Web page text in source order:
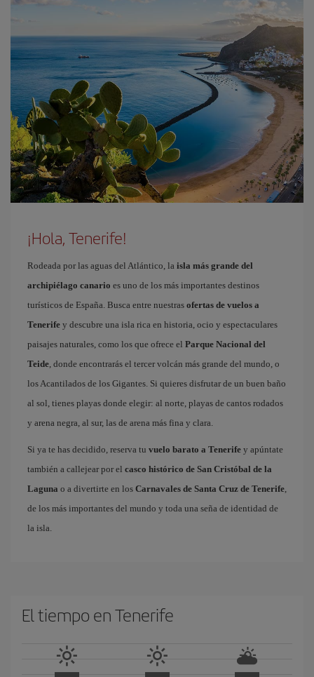
¡Hola, Tenerife!
Rodeada por las aguas del Atlántico, la isla más grande del
archipiélago canario es uno de los más importantes destinos
turísticos de España. Busca entre nuestras ofertas de vuelos a
Tenerife y descubre una isla rica en historia, ocio y espectaculares
paisajes naturales, como los que ofrece el Parque Nacional del
Teide, donde encontrarás el tercer volcán más grande del mundo, o
los Acantilados de los Gigantes. Si quieres disfrutar de un buen baño
al sol, tienes playas donde elegir: al norte, playas de cantos rodados
y arena negra, al sur, las de arena más fina y clara.
Si ya te has decidido, reserva tu vuelo barato a Tenerife y apúntate
también a callejear por el casco histórico de San Cristóbal de la
Laguna o a divertirte en los Carnavales de Santa Cruz de Tenerife,
de los más importantes del mundo y toda una seña de identidad de
la isla.
El tiempo en Tenerife